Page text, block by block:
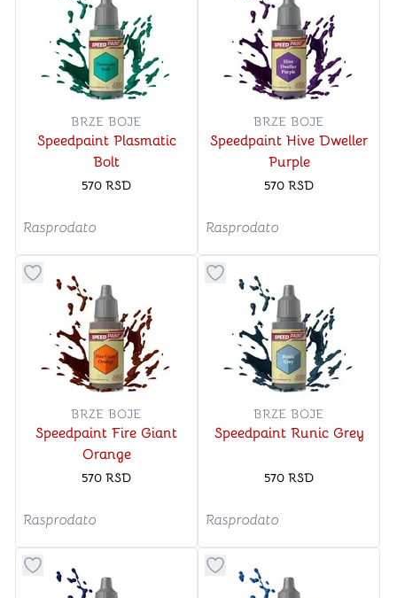
BRZE BOJE
Speedpaint Plasmatic
Bolt
570 RSD
Rasprodato
BRZE BOJE
Speedpaint Hive Dweller
Purple
570 RSD
Rasprodato
Dugme za dodavanje stvari u kategoriju omiljeno
BRZE BOJE
Speedpaint Fire Giant
Orange
570 RSD
Rasprodato
Dugme za dodavanje stvari
BRZE BOJE
Speedpaint Runic Grey
570 RSD
Rasprodato
Dugme za dodavanje stvari u kategoriju omiljeno
Dugme za dodavanje stvari